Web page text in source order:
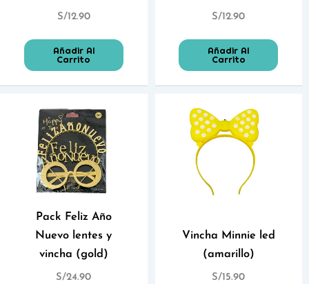
S/12.90
Añadir Al
Carrito
S/12.90
Añadir Al
Carrito
Pack Feliz Año
Nuevo lentes y
vincha (gold)
S/24.90
Vincha Minnie led
(amarillo)
S/15.90